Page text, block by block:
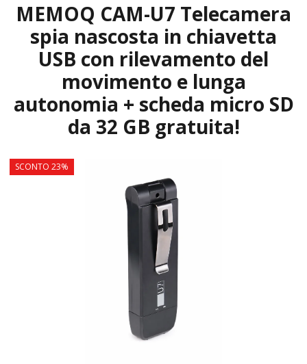
MEMOQ CAM-U7 Telecamera
spia nascosta in chiavetta
USB con rilevamento del
movimento e lunga
autonomia + scheda micro SD
da 32 GB gratuita!
SCONTO 23%